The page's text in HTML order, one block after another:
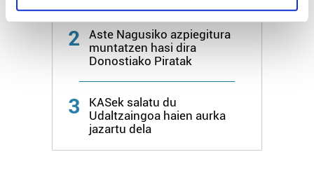
specific characteristics (fingerprinting)
Find out more about how your personal data is processed
and set your preferences in thedetails section
Guk eta gure bazkideek zure datu pertsonalak
prozesatzen ditugu, zure IP zenbakia, besteak beste,
teknologia erabiliz, cookieak adibidez, iragarki eta eduki
pertsonalizatuak eskaintzeko, iragarkiak eta edukia
2
Aste Nagusiko azpiegitura
muntatzen hasi dira
Donostiako Piratak
3
KASek salatu du
Udaltzaingoa haien aurka
jazartu dela